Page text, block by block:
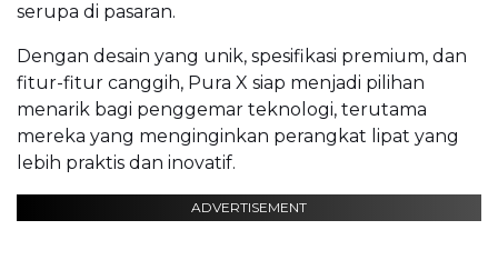
serupa di pasaran.
Dengan desain yang unik, spesifikasi premium, dan
fitur-fitur canggih, Pura X siap menjadi pilihan
menarik bagi penggemar teknologi, terutama
mereka yang menginginkan perangkat lipat yang
lebih praktis dan inovatif.
ADVERTISEMENT